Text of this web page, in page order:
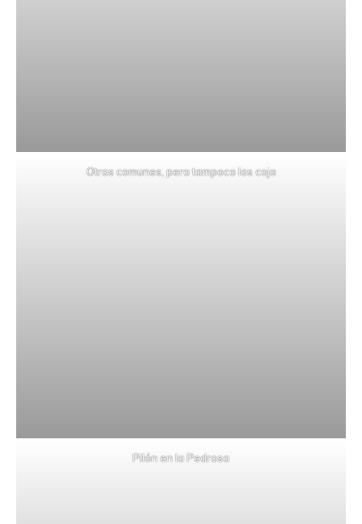
Otras comunes, pero tampoco las cojo
Pilón en la Pedrosa